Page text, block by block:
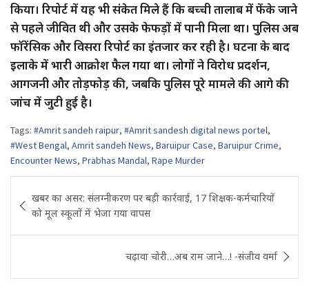
किया। रिपोर्ट में यह भी संकेत मिले हैं कि बच्ची तालाब में फेंके जाने
से पहले जीवित थी और उसके फेफड़ों में पानी मिला था। पुलिस अब
फॉरेंसिक और विसरा रिपोर्ट का इंतजार कर रही है। घटना के बाद
इलाके में भारी आक्रोश फैल गया था। लोगों ने विरोध प्रदर्शन,
आगजनी और तोड़फोड़ की, जबकि पुलिस पूरे मामले की आगे की
जांच में जुटी हुई है।
Tags: #Amrit sandeh raipur, #Amrit sandesh digital news portel,
#West Bengal, Amrit sandeh News, Baruipur Case, Baruipur Crime,
Encounter News, Prabhas Mandal, Rape Murder
navigation
खबर का असर: संलग्नीकरण पर बड़ी कार्रवाई, 17 शिक्षक-कर्मचारियों
को मूल स्कूलों में भेजा गया वापस
चढ़ावा चोरी…अब राम जाने…! -संजीव वर्मा